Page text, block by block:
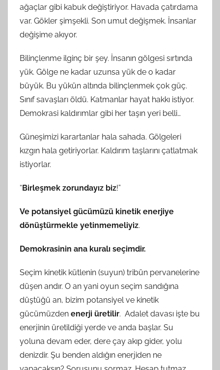
ağaçlar gibi kabuk değiştiriyor. Havada çatırdama
var. Gökler şimşekli. Son umut değişmek. İnsanlar
değişime akıyor.
Bilinçlenme ilginç bir şey. İnsanın gölgesi sırtında
yük. Gölge ne kadar uzunsa yük de o kadar
büyük. Bu yükün altında bilinçlenmek çok güç.
Sınıf savaşları öldü. Katmanlar hayat hakkı istiyor.
Demokrasi kaldırımlar gibi her taşın yeri belli…
Güneşimizi karartanlar hala sahada. Gölgeleri
kızgın hala getiriyorlar. Kaldırım taşlarını çatlatmak
istiyorlar.
“Birleşmek zorundayız biz!”
Ve potansiyel gücümüzü kinetik enerjiye
dönüştürmekle yetinmemeliyiz.
Demokrasinin ana kuralı seçimdir.
Seçim kinetik kütlenin (suyun) tribün pervanelerine
düşen andır. O an yani oyun seçim sandığına
düştüğü an, bizim potansiyel ve kinetik
gücümüzden enerji üretilir. Adalet davası işte bu
enerjinin üretildiği yerde ve anda başlar. Su
yoluna devam eder, dere çay akıp gider, yolu
denizdir. Şu benden aldığın enerjiden ne